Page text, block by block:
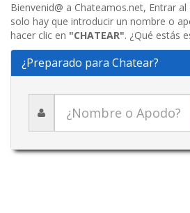
Bienvenid@ a Chateamos.net, Entrar
solo hay que introducir un nombre o
hacer clic en "CHATEAR". ¿Qué estás
¿Preparado para Chatear?